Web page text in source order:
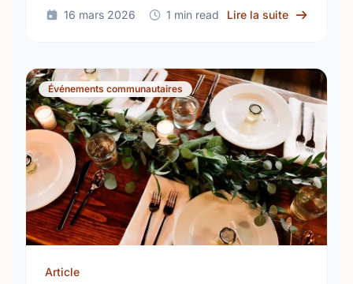
16 mars 2026 1 min read Lire la suite sur
Événements communautaires
Article